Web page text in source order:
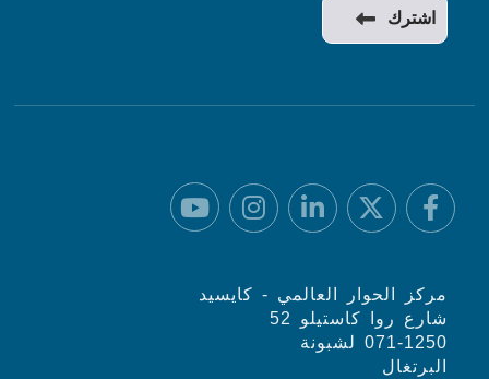
مركز الحوار العالمي - كايسيد
شارع روا كاستيلو 52
071-1250 لشبونة
البرتغال